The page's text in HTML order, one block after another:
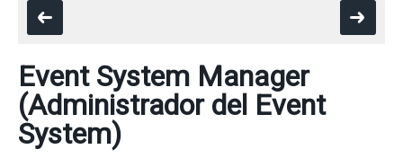
Event System Manager
(Administrador del Event
System)